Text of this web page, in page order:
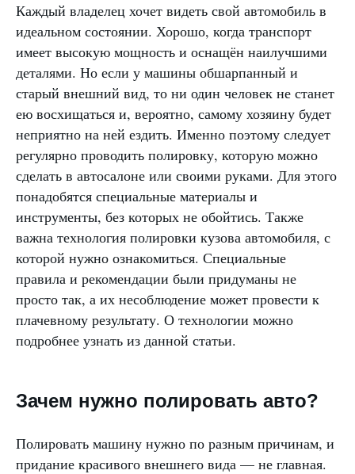
Каждый владелец хочет видеть свой автомобиль в
идеальном состоянии. Хорошо, когда транспорт
имеет высокую мощность и оснащён наилучшими
деталями. Но если у машины обшарпанный и
старый внешний вид, то ни один человек не станет
ею восхищаться и, вероятно, самому хозяину будет
неприятно на ней ездить. Именно поэтому следует
регулярно проводить полировку, которую можно
сделать в автосалоне или своими руками. Для этого
понадобятся специальные материалы и
инструменты, без которых не обойтись. Также
важна технология полировки кузова автомобиля, с
которой нужно ознакомиться. Специальные
правила и рекомендации были придуманы не
просто так, а их несоблюдение может провести к
плачевному результату. О технологии можно
подробнее узнать из данной статьи.
Зачем нужно полировать авто?
Полировать машину нужно по разным причинам, и
придание красивого внешнего вида — не главная.